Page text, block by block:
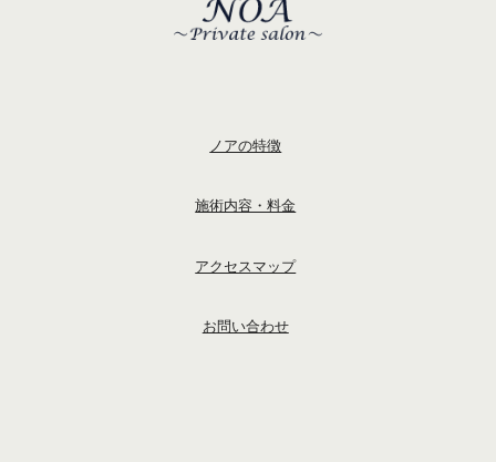
ノアの特徴
施術内容・料金
アクセスマップ
お問い合わせ